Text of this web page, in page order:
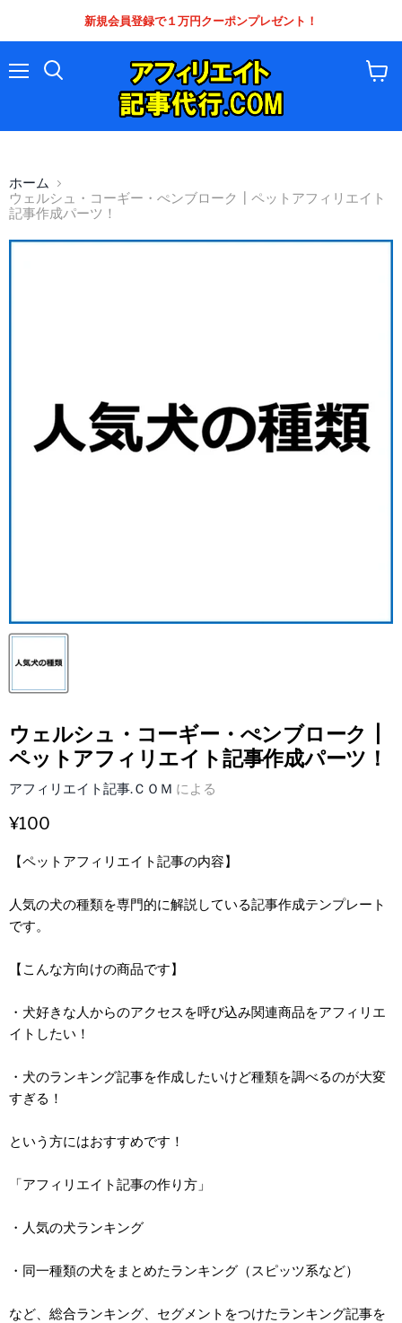
新規会員登録で１万円クーポンプレゼント！
を
ホーム
ウェルシュ・コーギー・ぺンブローク┃ペットアフィリエイト
記事作成パーツ！
ウェルシュ・コーギー・ぺンブローク┃
ペットアフィリエイト記事作成パーツ！
アフィリエイト記事.ＣＯＭ による
¥100
【ペットアフィリエイト記事の内容】
人気の犬の種類を専門的に解説している記事作成テンプレート
です。
【こんな方向けの商品です】
・犬好きな人からのアクセスを呼び込み関連商品をアフィリエ
イトしたい！
・犬のランキング記事を作成したいけど種類を調べるのが大変
すぎる！
という方にはおすすめです！
「アフィリエイト記事の作り方」
・人気の犬ランキング
・同一種類の犬をまとめたランキング（スピッツ系など）
など、総合ランキング、セグメントをつけたランキング記事を